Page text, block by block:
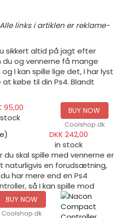
links i artiklen er reklame-
sikkert altid på jagt efter
du og vennerne få mange
I kan spille lige det, I har lyst
købe til din Ps4. Blandt
95,00
BUY NOW
Coolshop.dk
DKK 242,00
in stock
BUY NOW
Coolshop.dk
du skal spille med vennerne er
naturligvis en forudsætning,
har mere end en Ps4
så I kan spille mod